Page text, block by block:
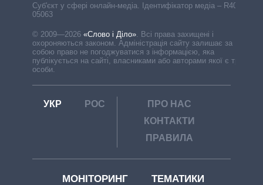
Cуб'єкт у сфері онлайн-медіа. Ідентифікатор медіа – R40-
05063
© 2009—2026 «Слово і Діло»
Всі права захищені і
охороняються законом. Адміністрація сайту залишає за
собою право не погоджуватися з інформацією, яка
публікується на сайті, власниками або авторами якої є треті
особи.
УКР РОС
ПРО НАС
КОНТАКТИ
ПРАВИЛА
МОНІТОРИНГ ТЕМАТИКИ